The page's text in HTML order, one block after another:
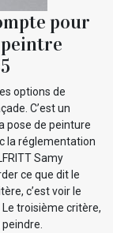
pour
options de
C’est un
pose de peinture
la réglementation
Samy
ce que dit le
c’est voir le
troisième critère,